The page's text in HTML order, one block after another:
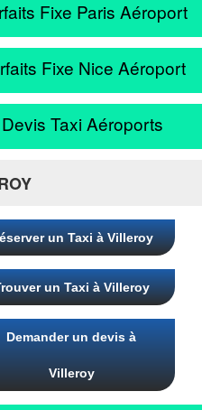
Fixe Paris Aéroport
Fixe Nice Aéroport
Devis Taxi Aéroports
un Taxi à Villeroy
un Taxi à Villeroy
Demander un devis à
Villeroy